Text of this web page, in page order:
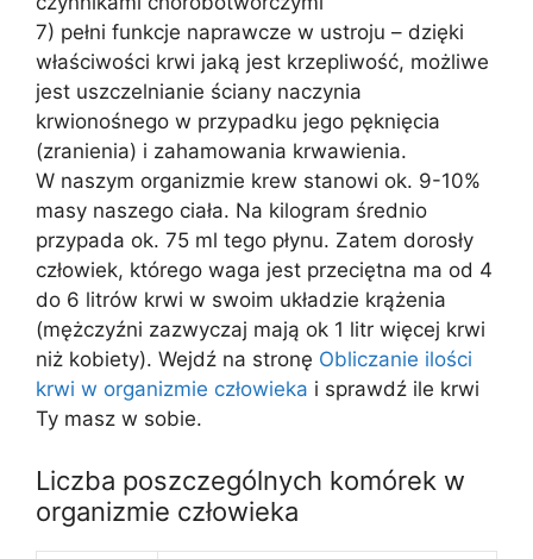
7) pełni funkcje naprawcze w ustroju – dzięki
właściwości krwi jaką jest krzepliwość, możliwe
jest uszczelnianie ściany naczynia
krwionośnego w przypadku jego pęknięcia
(zranienia) i zahamowania krwawienia.
W naszym organizmie krew stanowi ok. 9-10%
masy naszego ciała. Na kilogram średnio
przypada ok. 75 ml tego płynu. Zatem dorosły
człowiek, którego waga jest przeciętna ma od 4
do 6 litrów krwi w swoim układzie krążenia
(mężczyźni zazwyczaj mają ok 1 litr więcej krwi
niż kobiety). Wejdź na stronę Obliczanie ilości
krwi w organizmie człowieka i sprawdź ile krwi
Ty masz w sobie.
Liczba poszczególnych komórek w
organizmie człowieka